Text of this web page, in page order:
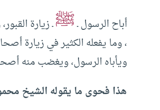
أباح الرسول ـﷺـ زيارة
، وما يفعله الكثير في زيارة
ويأباه الرسول، ويغضب منه
هذا فحوى ما يقوله الشيخ